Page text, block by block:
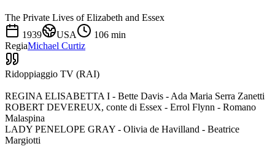
The Private Lives of Elizabeth and Essex
1939
USA 106 min
RegiaMichael Curtiz
Ridoppiaggio TV (RAI)
REGINA ELISABETTA I - Bette Davis - Ada Maria Serra Zanetti
ROBERT DEVEREUX, conte di Essex - Errol Flynn - Romano
Malaspina
LADY PENELOPE GRAY - Olivia de Havilland - Beatrice
Margiotti